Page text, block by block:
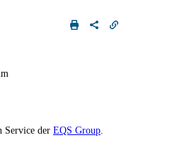
Service der EQS Group